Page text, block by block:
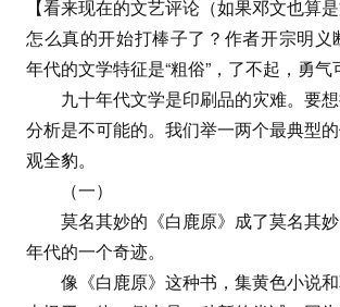
【看来现在的文艺评论（如果邓文也算
怎么真的开始打棒子了？作者开宗明义
年代的文学特征是“粗俗”，了不起，勇气
九十年代文学是印刷品的灾难。要想
分析是不可能的。我们举一两个最典型
观全豹。
（一）
莫名其妙的《白鹿原》成了莫名其妙
年代的一个奇迹。
像《白鹿原》这种书，集黄色小说和